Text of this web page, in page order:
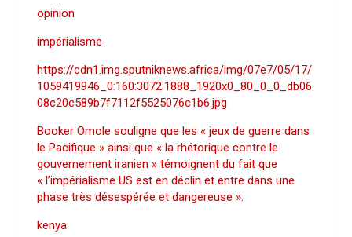
opinion
impérialisme
https://cdn1.img.sputniknews.africa/img/07e7/05/17/
1059419946_0:160:3072:1888_1920x0_80_0_0_db06
08c20c589b7f7112f5525076c1b6.jpg
Booker Omole souligne que les « jeux de guerre dans
le Pacifique » ainsi que « la rhétorique contre le
gouvernement iranien » témoignent du fait que
« l’impérialisme US est en déclin et entre dans une
phase très désespérée et dangereuse ».
kenya